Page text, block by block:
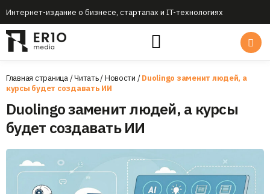
Интернет-издание о бизнесе, стартапах и IT-технологиях
Главная страница/Читать/Новости /Duolingo заменит людей, а
курсы будет создавать ИИ
Duolingo заменит людей, а курсы
будет создавать ИИ